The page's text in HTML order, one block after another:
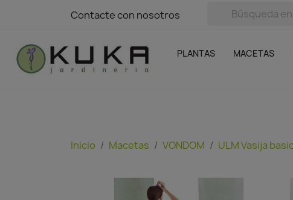
Contacte con nosotros
Contacte con nosotros
PLANTAS MACETAS
SIN GASTOS DE ENVÍO
Inicio Macetas VONDOM ULM Vasija